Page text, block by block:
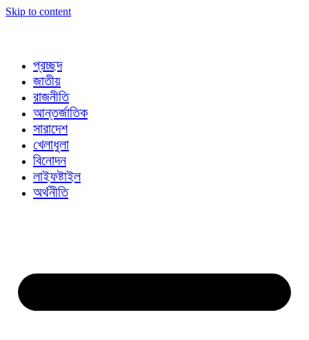
Skip to content
প্রচ্ছদ
জাতীয়
রাজনীতি
আন্তর্জাতিক
সারাদেশ
খেলাধুলা
বিনোদন
লাইফষ্টাইল
অর্থনীতি